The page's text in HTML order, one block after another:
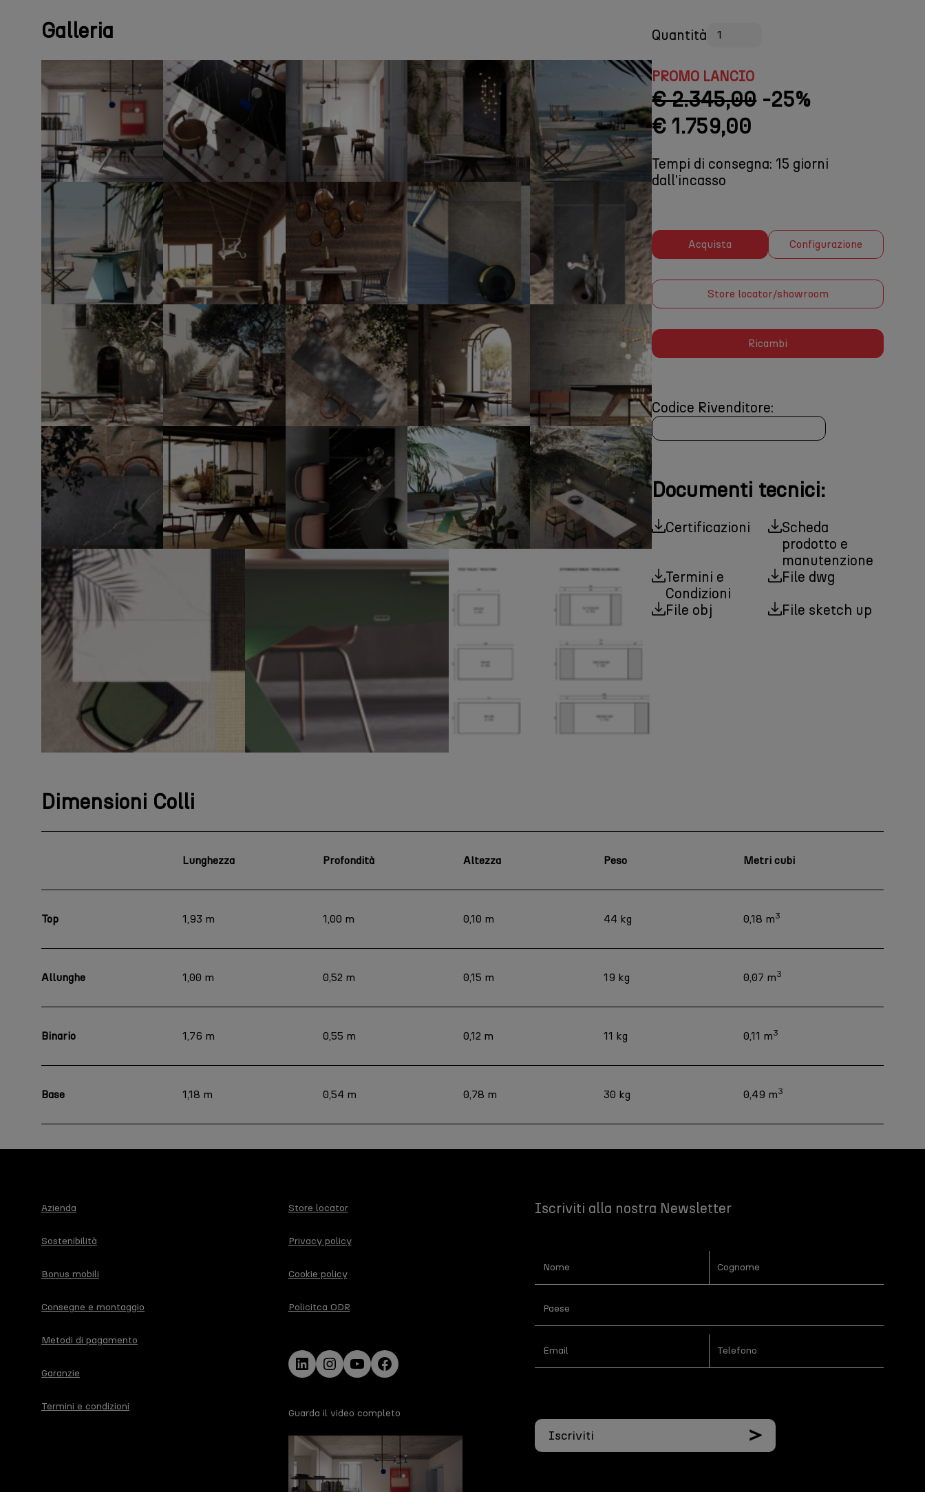
Galleria Quantità
PROMO LANCIO
€ 2.345,00-25%
€ 1.759,00
Tempi di consegna: 15 giorni
dall'incasso
Acquista Configurazione
Store locator/showroom
Ricambi
Codice Rivenditore:
Documenti tecnici:
Certificazioni
Scheda
prodotto e
manutenzione
Termini e
Condizioni
File dwg
File obj
File sketch up
Dimensioni Colli
Lunghezza Profondità Altezza Peso Metri cubi
Top 1,93 m 1,00 m 0,10 m 44 kg 0,18 m3
Allunghe 1,00 m 0,52 m 0,15 m 19 kg 0,07 m3
Binario 1,76 m 0,55 m 0,12 m 11 kg 0,11 m3
Base 1,18 m 0,54 m 0,78 m 30 kg 0,49 m3
Azienda
Sostenibilità
Bonus mobili
Consegne e montaggio
Metodi di pagamento
Garanzie
Termini e condizioni
Store locator
Privacy policy
Cookie policy
Policitca ODR
LinkedInInstagram
YouTubeFacebook
Guarda il video completo
Iscriviti alla nostra Newsletter
IT
Iscriviti